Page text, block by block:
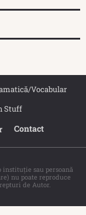
Vocabular
Stuff
Contact
instituţie sau persoană
nu poate reproduce
de Autor.